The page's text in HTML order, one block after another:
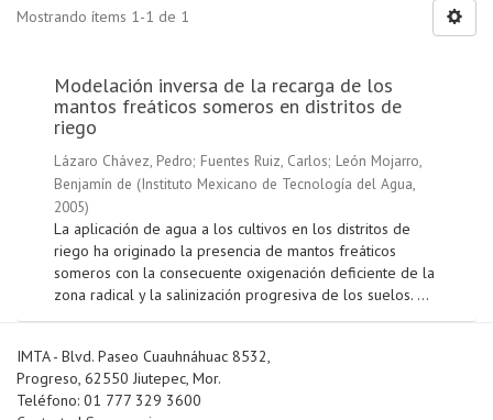
Mostrando ítems 1-1 de 1
Modelación inversa de la recarga de los
mantos freáticos someros en distritos de
riego
Lázaro Chávez, Pedro; Fuentes Ruiz, Carlos; León Mojarro,
Benjamín de (Instituto Mexicano de Tecnología del Agua,
2005)
La aplicación de agua a los cultivos en los distritos de
riego ha originado la presencia de mantos freáticos
someros con la consecuente oxigenación deficiente de la
zona radical y la salinización progresiva de los suelos. ...
IMTA - Blvd. Paseo Cuauhnáhuac 8532,
Progreso, 62550 Jiutepec, Mor.
Teléfono: 01 777 329 3600